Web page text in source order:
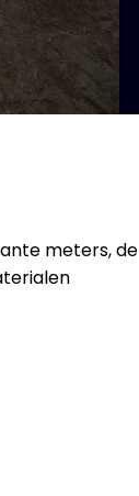
meters, de